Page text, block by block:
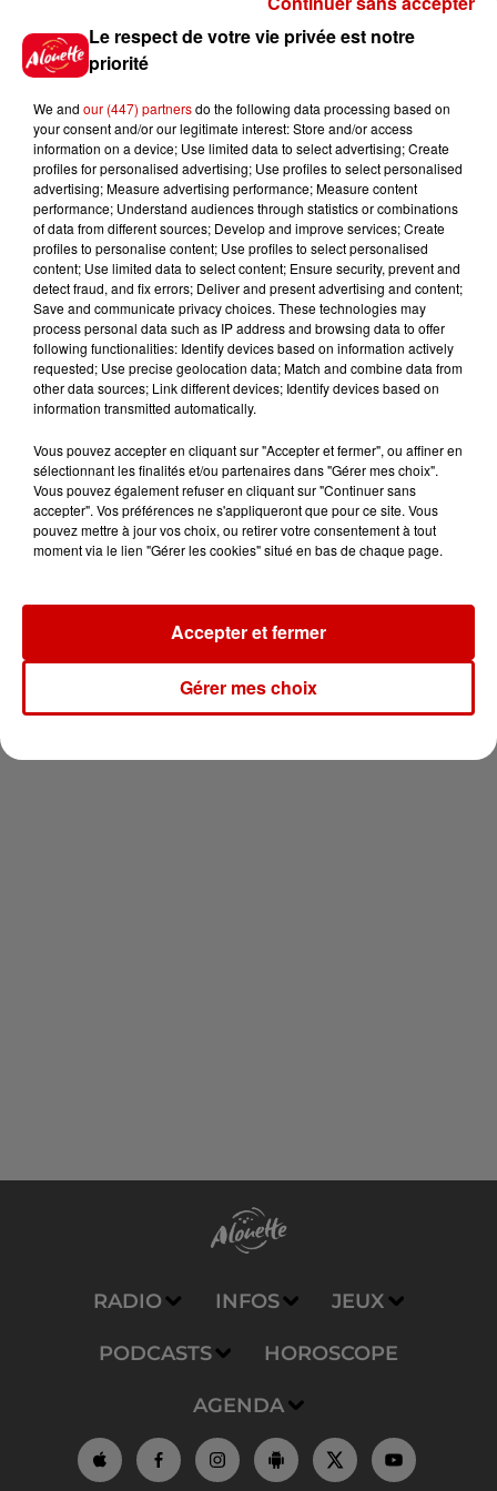
Gagnez vos places pour le
festival Marché Gourmand 2026
Le Duel - Gagnez vos entrées
pour l'un des zoos de nos
régions !
Destination Vacances - Gagnez
votre séjour en famille au cœur
de la...
Destination Vacances : inscrivez-
vous !
Newsletter
RADIO INFOS JEUX
PODCASTS HOROSCOPE
AGENDA
Le respect de votre vie privée est notre
priorité
We and our (447) partnersdo the following data processing based on
your consent and/or our legitimate interest: Store and/or access
information on a device; Use limited data to select advertising; Create
profiles for personalised advertising; Use profiles to select personalised
advertising; Measure advertising performance; Measure content
performance; Understand audiences through statistics or combinations
of data from different sources; Develop and improve services; Create
profiles to personalise content; Use profiles to select personalised
content; Use limited data to select content; Ensure security, prevent and
detect fraud, and fix errors; Deliver and present advertising and content;
Save and communicate privacy choices. These technologies may
process personal data such as IP address and browsing data to offer
following functionalities: Identify devices based on information actively
requested; Use precise geolocation data; Match and combine data from
other data sources; Link different devices; Identify devices based on
information transmitted automatically.
Vous pouvez accepter en cliquant sur "Accepter et fermer", ou affiner en
sélectionnant les finalités et/ou partenaires dans "Gérer mes choix".
Vous pouvez également refuser en cliquant sur "Continuer sans
accepter". Vos préférences ne s'appliqueront que pour ce site. Vous
pouvez mettre à jour vos choix, ou retirer votre consentement à tout
moment via le lien "Gérer les cookies" situé en bas de chaque page.
Gérer mes choix
Accepter et fermer